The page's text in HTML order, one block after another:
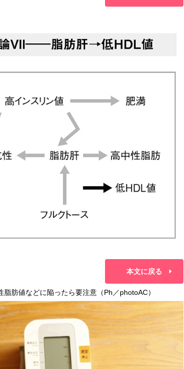
本文に戻る
肪値などに陥ったら要注意（Ph／photoAC）